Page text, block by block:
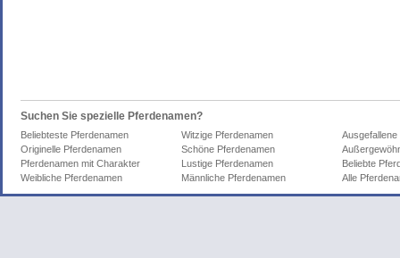
Suchen Sie spezielle Pferdenamen?
Beliebteste Pferdenamen Witzige Pferdenamen
Originelle Pferdenamen
Schöne Pferdenamen
Pferdenamen mit Charakter
Lustige Pferdenamen
Beliebte
Weibliche Pferdenamen
Männliche Pferdenamen Alle